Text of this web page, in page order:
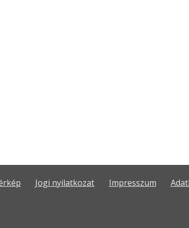
Jogi nyilatkozat Impresszum